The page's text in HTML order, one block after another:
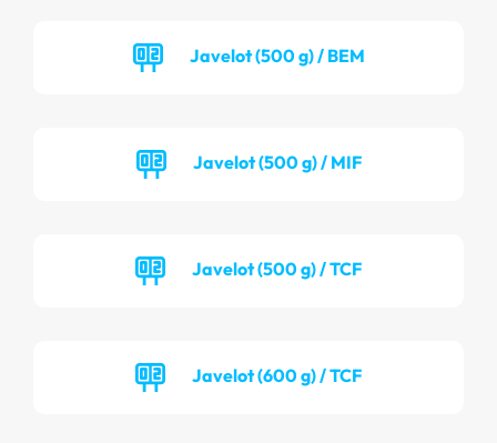
Javelot (500 g) / BEM
Javelot (500 g) / MIF
Javelot (500 g) / TCF
Javelot (600 g) / TCF